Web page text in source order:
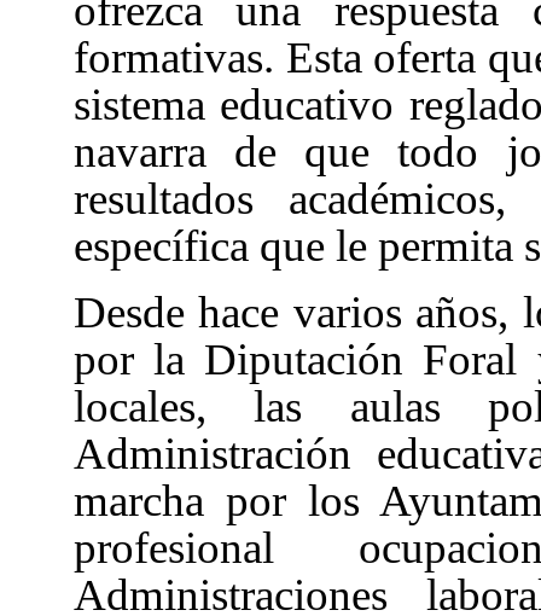
ofrezca una respuesta
formativas. Esta oferta
sistema educativo
navarra de que todo
resultados
específica que le permita
Desde hace varios años,
por la Diputación Foral
locales, las aulas
Administración
marcha por los
profesional
Administraciones